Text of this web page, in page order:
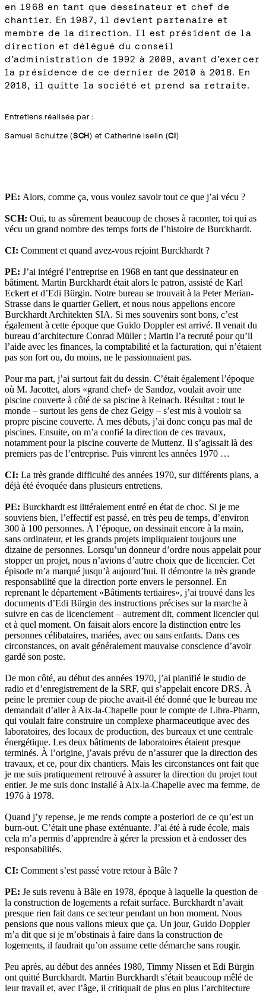
en 1968 en tant que dessinateur et chef de
chantier. En 1987, il devient partenaire et
membre de la direction. Il est président de la
direction et délégué du conseil
d’administration de 1992 à 2009, avant d’exercer
la présidence de ce dernier de 2010 à 2018. En
2018, il quitte la société et prend sa retraite.
Entretiens réalisée par :
Samuel Schultze (SCH) et Catherine Iselin (CI)
PE: Alors, comme ça, vous voulez savoir tout ce que j’ai vécu ?
SCH: Oui, tu as sûrement beaucoup de choses à raconter, toi qui as
vécu un grand nombre des temps forts de l’histoire de Burckhardt.
CI: Comment et quand avez-vous rejoint Burckhardt ?
PE: J’ai intégré l’entreprise en 1968 en tant que dessinateur en
bâtiment. Martin Burckhardt était alors le patron, assisté de Karl
Eckert et d’Edi Bürgin. Notre bureau se trouvait à la Peter Merian-
Strasse dans le quartier Gellert, et nous nous appelions encore
Burckhardt Architekten SIA. Si mes souvenirs sont bons, c’est
également à cette époque que Guido Doppler est arrivé. Il venait du
bureau d’architecture Conrad Müller ; Martin l’a recruté pour qu’il
l’aide avec les finances, la comptabilité et la facturation, qui n’étaient
pas son fort ou, du moins, ne le passionnaient pas.
Pour ma part, j’ai surtout fait du dessin. C’était également l’époque
où M. Jacottet, alors «grand chef» de Sandoz, voulait avoir une
piscine couverte à côté de sa piscine à Reinach. Résultat : tout le
monde – surtout les gens de chez Geigy – s’est mis à vouloir sa
propre piscine couverte. À mes débuts, j’ai donc conçu pas mal de
piscines. Ensuite, on m’a confié la direction de ces travaux,
notamment pour la piscine couverte de Muttenz. Il s’agissait là des
premiers pas de l’entreprise. Puis vinrent les années 1970 …
CI: La très grande difficulté des années 1970, sur différents plans, a
déjà été évoquée dans plusieurs entretiens.
PE: Burckhardt est littéralement entré en état de choc. Si je me
souviens bien, l’effectif est passé, en très peu de temps, d’environ
300 à 100 personnes. À l’époque, on dessinait encore à la main,
sans ordinateur, et les grands projets impliquaient toujours une
dizaine de personnes. Lorsqu’un donneur d’ordre nous appelait pour
stopper un projet, nous n’avions d’autre choix que de licencier. Cet
épisode m’a marqué jusqu’à aujourd’hui. Il démontre la très grande
responsabilité que la direction porte envers le personnel. En
reprenant le département «Bâtiments tertiaires», j’ai trouvé dans les
documents d’Edi Bürgin des instructions précises sur la marche à
suivre en cas de licenciement – autrement dit, comment licencier qui
et à quel moment. On faisait alors encore la distinction entre les
personnes célibataires, mariées, avec ou sans enfants. Dans ces
circonstances, on avait généralement mauvaise conscience d’avoir
gardé son poste.
De mon côté, au début des années 1970, j’ai planifié le studio de
radio et d’enregistrement de la SRF, qui s’appelait encore DRS. À
peine le premier coup de pioche avait-il été donné que le bureau me
demandait d’aller à Aix-la-Chapelle pour le compte de Libra-Pharm,
qui voulait faire construire un complexe pharmaceutique avec des
laboratoires, des locaux de production, des bureaux et une centrale
énergétique. Les deux bâtiments de laboratoires étaient presque
terminés. À l’origine, j’avais prévu de n’assurer que la direction des
travaux, et ce, pour dix chantiers. Mais les circonstances ont fait que
je me suis pratiquement retrouvé à assurer la direction du projet tout
entier. Je me suis donc installé à Aix-la-Chapelle avec ma femme, de
1976 à 1978.
Quand j’y repense, je me rends compte a posteriori de ce qu’est un
burn-out. C’était une phase exténuante. J’ai été à rude école, mais
cela m’a permis d’apprendre à gérer la pression et à endosser des
responsabilités.
CI: Comment s’est passé votre retour à Bâle ?
PE: Je suis revenu à Bâle en 1978, époque à laquelle la question de
la construction de logements a refait surface. Burckhardt n’avait
presque rien fait dans ce secteur pendant un bon moment. Nous
pensions que nous valions mieux que ça. Un jour, Guido Doppler
m’a dit que si je m’obstinais à faire dans la construction de
logements, il faudrait qu’on assume cette démarche sans rougir.
Peu après, au début des années 1980, Timmy Nissen et Edi Bürgin
ont quitté Burckhardt. Martin Burckhardt s’était beaucoup mêlé de
leur travail et, avec l’âge, il critiquait de plus en plus l’architecture